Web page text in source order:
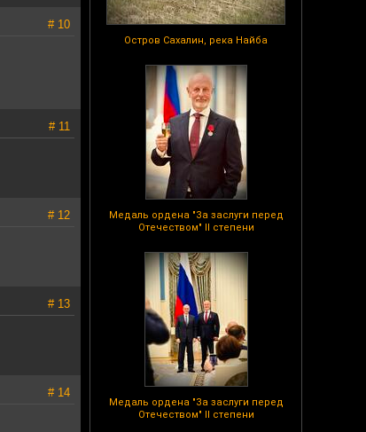
Остров Сахалин, река Найба
Медаль ордена "За заслуги перед
Отечеством" II степени
Медаль ордена "За заслуги перед
Отечеством" II степени
# 10
# 11
# 12
# 13
# 14